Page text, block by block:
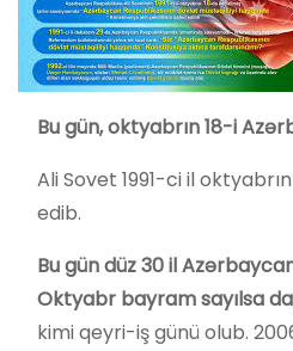
Bu gün, oktyabrın 18-i
Ali Sovet 1991-ci il
edib.
Bu gün düz 30 il
Oktyabr bayram sayılsa
kimi qeyri-iş günü olub.